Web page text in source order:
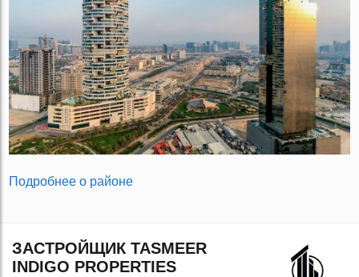
Подробнее о районе
ЗАСТРОЙЩИК TASMEER
INDIGO PROPERTIES